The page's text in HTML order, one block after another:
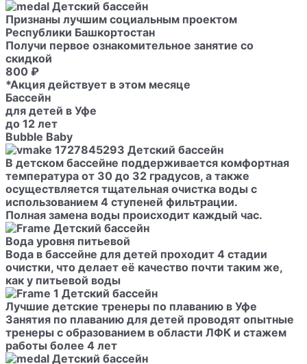
Признаны лучшим социальным проектом
Республики Башкортостан
Получи первое ознакомительное занятие со
скидкой
800 ₽
*Акция действует в этом месяце
Бассейн
для детей в Уфе
до 12 лет
Bubble Baby
В детском бассейне поддерживается комфортная
температура от 30 до 32 градусов, а также
осуществляется тщательная очистка воды с
использованием 4 ступеней фильтрации.
Полная замена воды происходит каждый час.
Вода уровня питьевой
Вода в бассейне для детей проходит 4 стадии
очистки, что делает её качество почти таким же,
как у питьевой воды
Лучшие детские тренеры по плаванию в Уфе
Занятия по плаванию для детей проводят опытные
тренеры с образованием в области ЛФК и стажем
работы более 4 лет